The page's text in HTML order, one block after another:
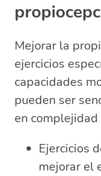
Mejorar la
ejercicios
capacidades
pueden ser
en
Ejercicios
mejorar el